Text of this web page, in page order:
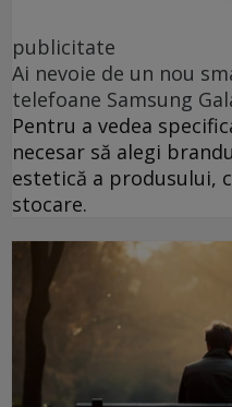
publicitate
Ai nevoie de un nou
telefoane Samsung
Pentru a vedea
necesar să alegi
estetică a produsului,
stocare.